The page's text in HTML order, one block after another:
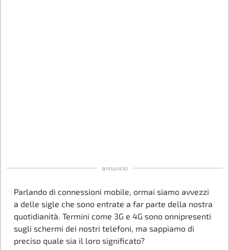
annuncio
Parlando di connessioni mobile, ormai siamo avvezzi
a delle sigle che sono entrate a far parte della nostra
quotidianità. Termini come 3G e 4G sono onnipresenti
sugli schermi dei nostri telefoni, ma sappiamo di
preciso quale sia il loro significato?